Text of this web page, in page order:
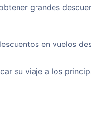
grandes
en vuelos
su viaje a los